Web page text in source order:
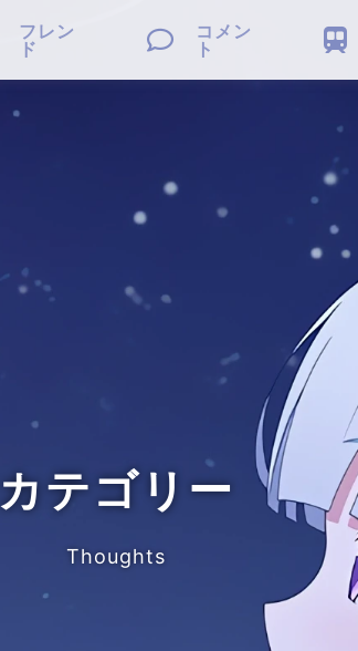
フレン
ド

コメン
ト

カテゴリー
Thoughts